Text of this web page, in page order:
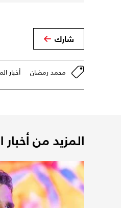
شارك
محمد رمضان أخبار
المزيد من أخبار